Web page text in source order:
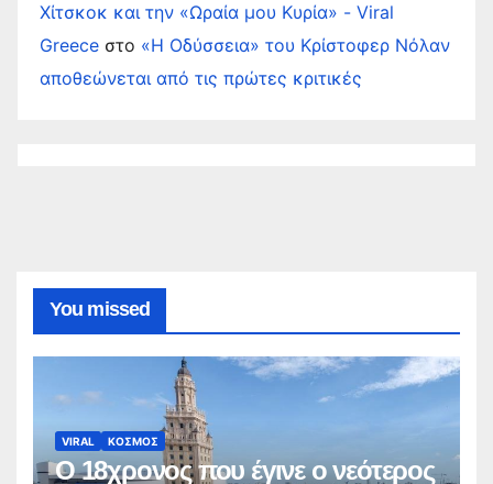
Χίτσκοκ και την «Ωραία μου Κυρία» - Viral
Greece στο «Η Οδύσσεια» του Κρίστοφερ Νόλαν
αποθεώνεται από τις πρώτες κριτικές
You missed
VIRAL ΚΟΣΜΟΣ
Ο 18χρονος που έγινε ο νεότερος